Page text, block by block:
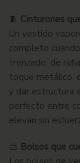
🧵 Cinturones
Un vestido
completo
trenzado, de
toque metálico,
y dar estructura
perfecto entre
elevan sin
👜 Bolsos que